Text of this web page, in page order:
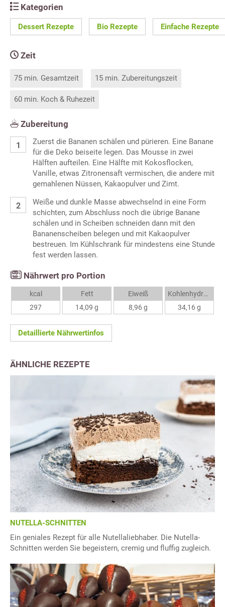
Kategorien
Dessert Rezepte Bio Rezepte Einfache Rezepte
Zeit
75 min. Gesamtzeit 15 min. Zubereitungszeit
60 min. Koch & Ruhezeit
Zubereitung
Zuerst die Bananen schälen und pürieren. Eine Banane
für die Deko beiseite legen. Das Mousse in zwei
Hälften aufteilen. Eine Hälfte mit Kokosflocken,
Vanille, etwas Zitronensaft vermischen, die andere mit
gemahlenen Nüssen, Kakaopulver und Zimt.
Weiße und dunkle Masse abwechselnd in eine Form
schichten, zum Abschluss noch die übrige Banane
schälen und in Scheiben schneiden dann mit den
Bananenscheiben belegen und mit Kakaopulver
bestreuen. Im Kühlschrank für mindestens eine Stunde
fest werden lassen.
Nährwert pro Portion
kcal
297
Fett
14,09 g
Eiweiß
8,96 g
Kohlenhydrate
34,16 g
Detaillierte Nährwertinfos
ÄHNLICHE REZEPTE
NUTELLA-SCHNITTEN
Ein geniales Rezept für alle Nutellaliebhaber. Die Nutella-
Schnitten werden Sie begeistern, cremig und fluffig zugleich.